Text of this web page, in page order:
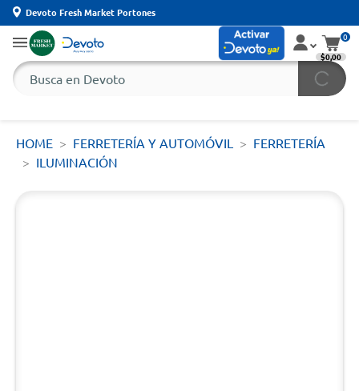
Devoto Fresh Market Portones
0
$0,00
HOME FERRETERÍA Y AUTOMÓVIL
FERRETERÍA
ILUMINACIÓN